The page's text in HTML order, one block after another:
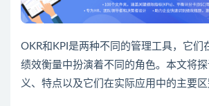
OKR和KPI是两种不同的管理工具，它们
绩效衡量中扮演着不同的角色。本文将
义、特点以及它们在实际应用中的主要区